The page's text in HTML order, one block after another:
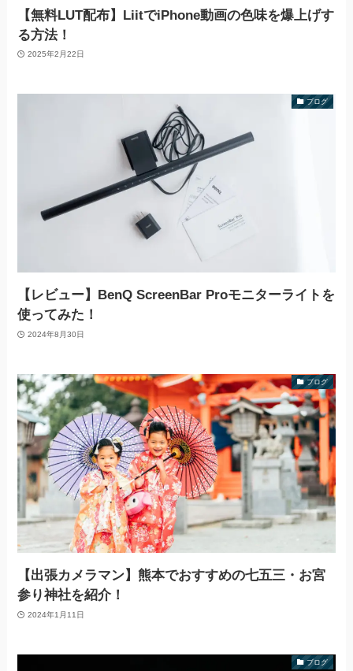
【無料LUT配布】LiitでiPhone動画の色味を爆上げす
る方法！
2025年2月22日
ブログ
【レビュー】BenQ ScreenBar Proモニターライトを
使ってみた！
2024年8月30日
ブログ
【出張カメラマン】熊本でおすすめの七五三・お宮
参り神社を紹介！
2024年1月11日
ブログ